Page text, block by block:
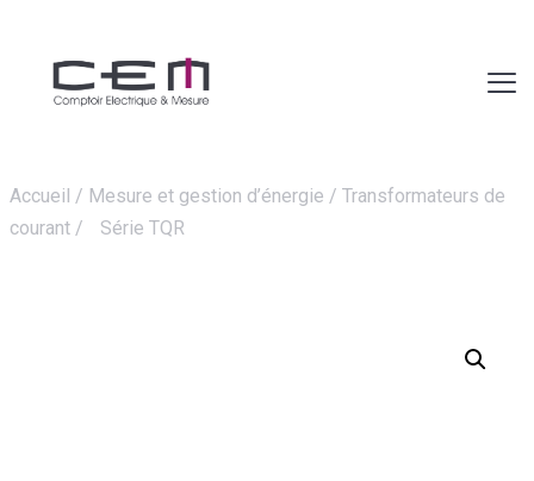
Accueil / Mesure et gestion d’énergie / Transformateurs de
courant / Série TQR